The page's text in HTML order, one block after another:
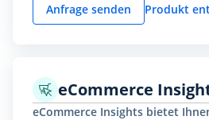
Anfrage senden Produkt
eCommerce
eCommerce Insights bietet